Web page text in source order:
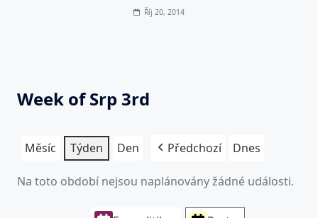
Říj 20, 2014
Week of Srp 3rd
Měsíc Týden Den Předchozí Dnes
Na toto období nejsou naplánovány žádné události.